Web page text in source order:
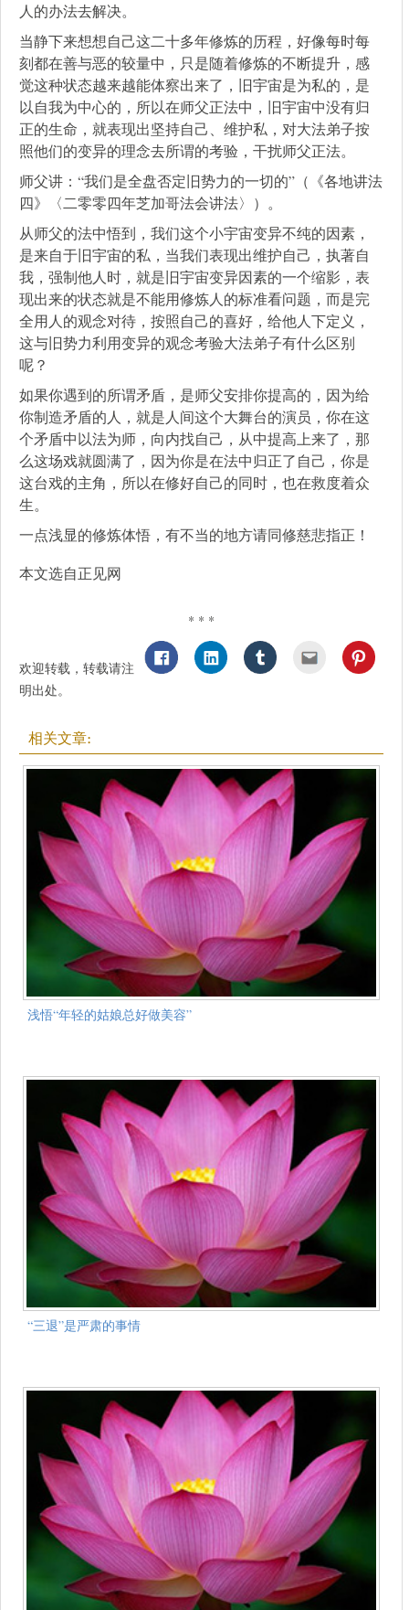
人的办法去解决。
当静下来想想自己这二十多年修炼的历程，好像每时每
刻都在善与恶的较量中，只是随着修炼的不断提升，感
觉这种状态越来越能体察出来了，旧宇宙是为私的，是
以自我为中心的，所以在师父正法中，旧宇宙中没有归
正的生命，就表现出坚持自己、维护私，对大法弟子按
照他们的变异的理念去所谓的考验，干扰师父正法。
师父讲：“我们是全盘否定旧势力的一切的”（《各地讲法
四》〈二零零四年芝加哥法会讲法〉）。
从师父的法中悟到，我们这个小宇宙变异不纯的因素，
是来自于旧宇宙的私，当我们表现出维护自己，执著自
我，强制他人时，就是旧宇宙变异因素的一个缩影，表
现出来的状态就是不能用修炼人的标准看问题，而是完
全用人的观念对待，按照自己的喜好，给他人下定义，
这与旧势力利用变异的观念考验大法弟子有什么区别
呢？
如果你遇到的所谓矛盾，是师父安排你提高的，因为给
你制造矛盾的人，就是人间这个大舞台的演员，你在这
个矛盾中以法为师，向内找自己，从中提高上来了，那
么这场戏就圆满了，因为你是在法中归正了自己，你是
这台戏的主角，所以在修好自己的同时，也在救度着众
生。
一点浅显的修炼体悟，有不当的地方请同修慈悲指正！
本文选自正见网
* * *
欢迎转载，转载请注
明出处。
相关文章:
浅悟“年轻的姑娘总好做美容”
“三退”是严肃的事情